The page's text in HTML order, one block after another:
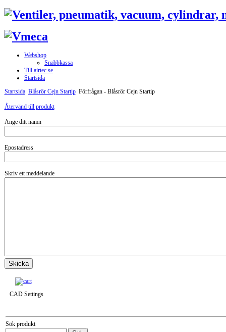
Webshop
Snabbkassa
Till airtec.se
Startsida
Startsida Blåsrör Cejn Startip Förfrågan - Blåsrör Cejn Startip
Återvänd till produkt
Ange ditt namn
Epostadress
Skriv ett meddelande
CAD Settings
Sök produkt